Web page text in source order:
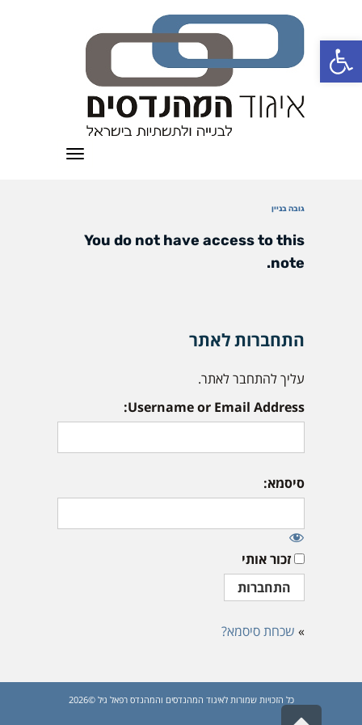
פתח סרגל נגישות
תפריט
גובה בניין
You do not have access to this
note.
התחברות לאתר
עליך להתחבר לאתר.
Username or Email Address:
סיסמא:
זכור אותי
» שכחת סיסמא?
כל הזכויות שמורות לאיגוד המהנדסים והמהנדס רפאל גיל ©2026